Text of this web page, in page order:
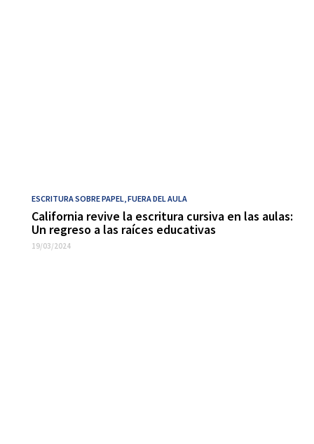
ESCRITURA SOBRE PAPEL,FUERA DEL AULA
California revive la escritura cursiva en las aulas:
Un regreso a las raíces educativas
19/03/2024